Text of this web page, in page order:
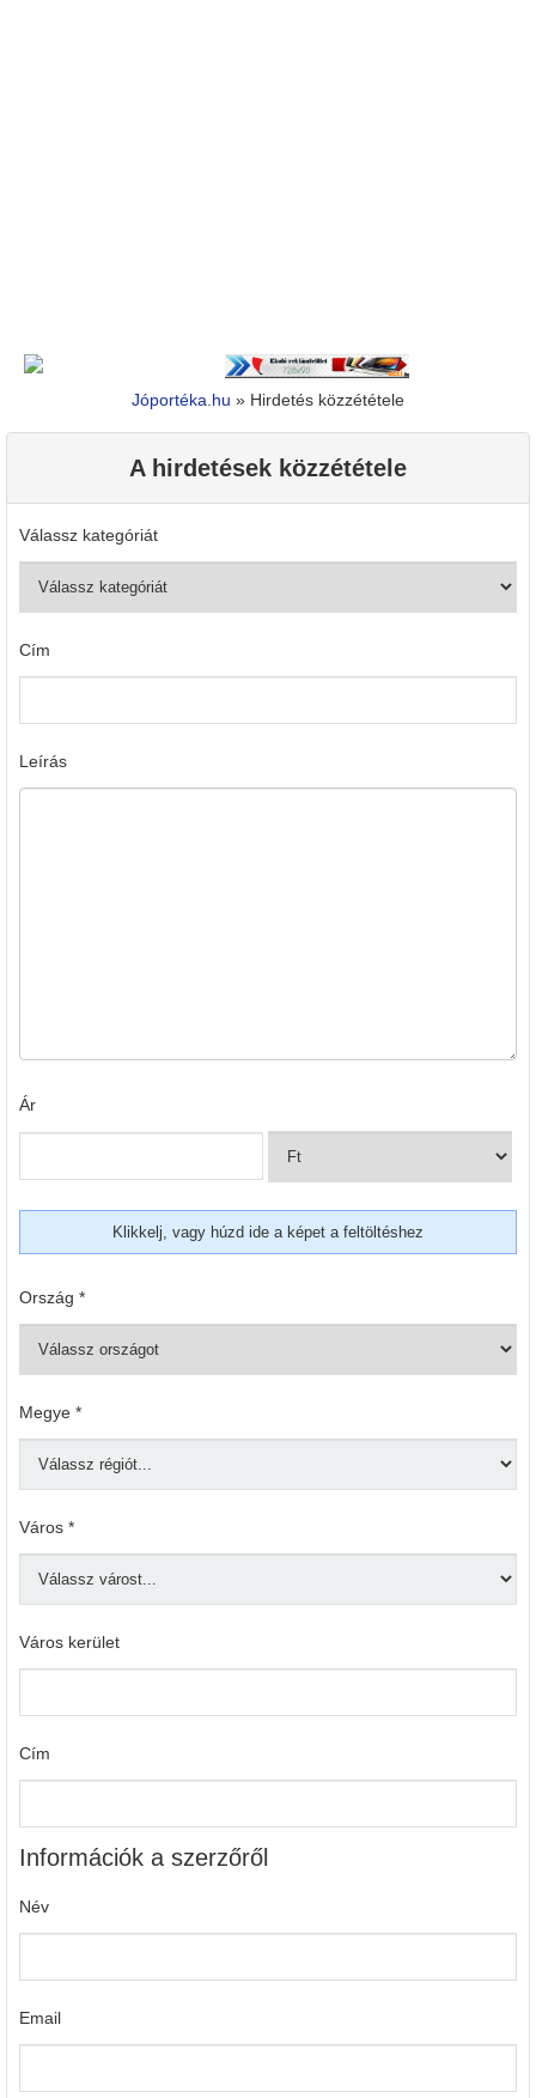
Jóportéka.hu » Hirdetés közzététele
A hirdetések közzététele
Válassz kategóriát
Cím
Leírás
Ár
Klikkelj, vagy húzd ide a képet a feltöltéshez
Ország *
Megye *
Város *
Város kerület
Cím
Információk a szerzőről
Név
Email